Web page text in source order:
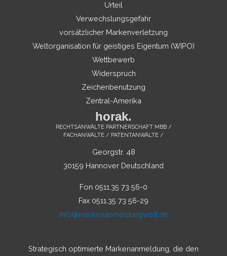
Urteil
Verwechslungsgefahr
vorsätzlicher Markenverletzung
Weltorganisation für geistiges Eigentum (WIPO)
Wettbewerb
Widerspruch
Zeichenbenutzung
Zentral-Amerika
horak.
RECHTSANWÄLTE PARTNERSCHAFT MBB /
FACHANWÄLTE / PATENTANWÄLTE /
Georgstr. 48
30159 Hannover Deutschland
Fon 0511.35 73 56-0
Fax 0511.35 73 56-29
info@markenanmeldungwelt.de
Strategisch optimierte Markenanmeldung, die den